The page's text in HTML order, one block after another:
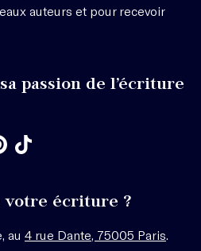
auteurs et pour recevoir
passion de l’écriture
votre écriture ?
au 4 rue Dante, 75005 Paris